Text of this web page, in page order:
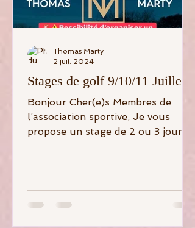
Stages de golf 9/10/11 Juillet
Bonjour Cher(e)s Membres de
l’association sportive, Je vous
propose un stage de 2 ou 3 jours
Thomas Marty
2 juil. 2024